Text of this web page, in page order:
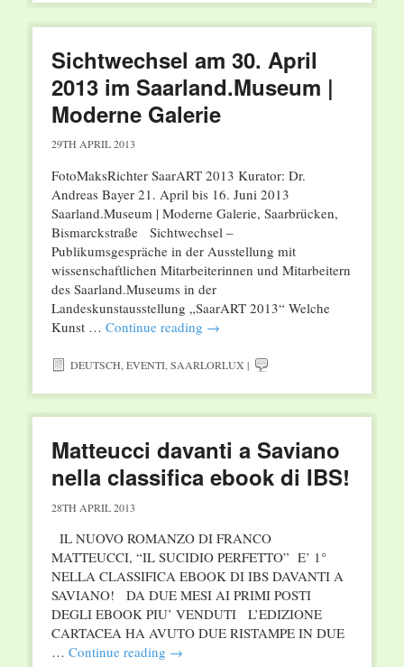
Sichtwechsel am 30. April
2013 im Saarland.Museum |
Moderne Galerie
29TH APRIL 2013
FotoMaksRichter SaarART 2013 Kurator: Dr.
Andreas Bayer 21. April bis 16. Juni 2013
Saarland.Museum | Moderne Galerie, Saarbrücken,
Bismarckstraße Sichtwechsel –
Publikumsgespräche in der Ausstellung mit
wissenschaftlichen Mitarbeiterinnen und Mitarbeitern
des Saarland.Museums in der
Landeskunstausstellung „SaarART 2013“ Welche
Kunst … Continue reading →
DEUTSCH EVENTI, SAARLORLUX |
Matteucci davanti a Saviano
nella classifica ebook di IBS!
28TH APRIL 2013
IL NUOVO ROMANZO DI FRANCO
MATTEUCCI, “IL SUCIDIO PERFETTO” E’ 1°
NELLA CLASSIFICA EBOOK DI IBS DAVANTI A
SAVIANO! DA DUE MESI AI PRIMI POSTI
DEGLI EBOOK PIU’ VENDUTI L’EDIZIONE
CARTACEA HA AVUTO DUE RISTAMPE IN DUE
… Continue reading →